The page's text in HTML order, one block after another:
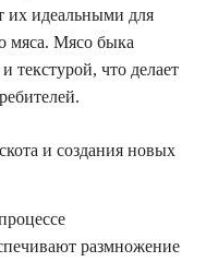
их идеальными для
мяса. Мясо быка
текстурой, что делает
и создания новых
размножение